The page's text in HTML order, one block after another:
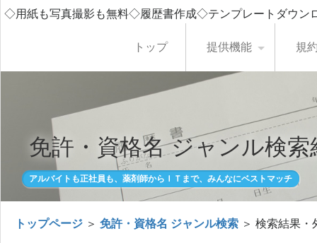
◇用紙も写真撮影も無料◇履歴書作成◇テンプレートダウ
トップ 提供機能 規
免許・資格名 ジャンル検索
アルバイトも正社員も、薬剤師からＩＴまで、みんなにベストマッチ
トップページ ＞ 免許・資格名 ジャンル検索 ＞ 検索結果・